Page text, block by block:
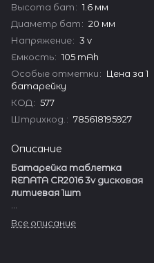
Высота бат: 1.6 мм
Диаметр бат: 20 мм
Напряжение: 3 v
Емкость: 105 mAh
Особые отметки: Цена за 1
батарейку
КОД: 577
Штрихкод. : 785618195927
Описание
Батарейка таблетка
RENATA CR2016 3v дисковая
литиевая 1шт
измерительных приборах,
Все описание